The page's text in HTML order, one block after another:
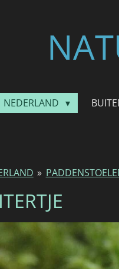
NEDERLAND
»